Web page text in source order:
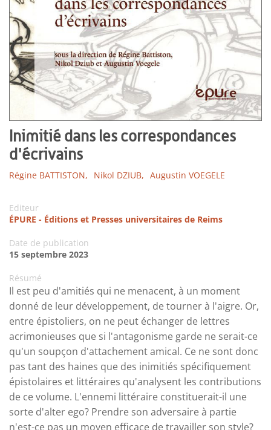
Inimitié dans les correspondances
d'écrivains
Régine BATTISTON, Nikol DZIUB, Augustin VOEGELE
Editeur
ÉPURE - Éditions et Presses universitaires de Reims
Date de publication
15 septembre 2023
Résumé
Il est peu d'amitiés qui ne menacent, à un moment
donné de leur développement, de tourner à l'aigre. Or,
entre épistoliers, on ne peut échanger de lettres
acrimonieuses que si l'antagonisme garde ne serait-ce
qu'un soupçon d'attachement amical. Ce ne sont donc
pas tant des haines que des inimitiés spécifiquement
épistolaires et littéraires qu'analysent les contributions
de ce volume. L'ennemi littéraire constituerait-il une
sorte d'alter ego? Prendre son adversaire à partie
n'est-ce pas un moyen efficace de travailler son style?